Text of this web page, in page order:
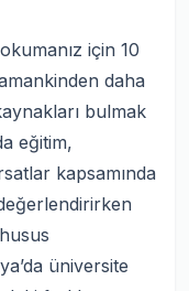
için 10
daha
bulmak
eğitim,
kapsamında
üniversite